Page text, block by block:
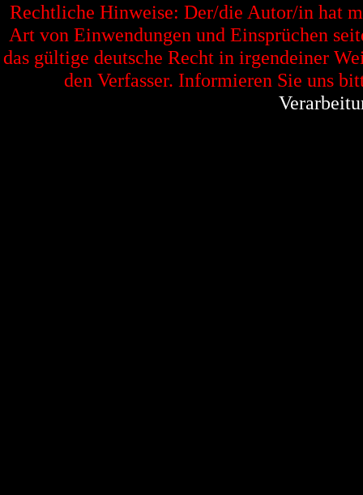
Rechtliche Hinweise: Der/die Autor/in hat
Art von Einwendungen und Einsprüchen
das gültige deutsche Recht in irgendeiner
den Verfasser. Informieren Sie uns